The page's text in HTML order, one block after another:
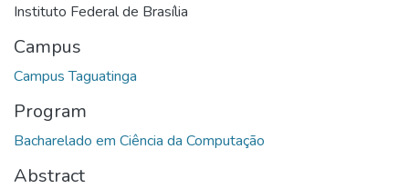
Instituto Federal de Brasília
Campus
Campus Taguatinga
Program
Bacharelado em Ciência da Computação
Abstract